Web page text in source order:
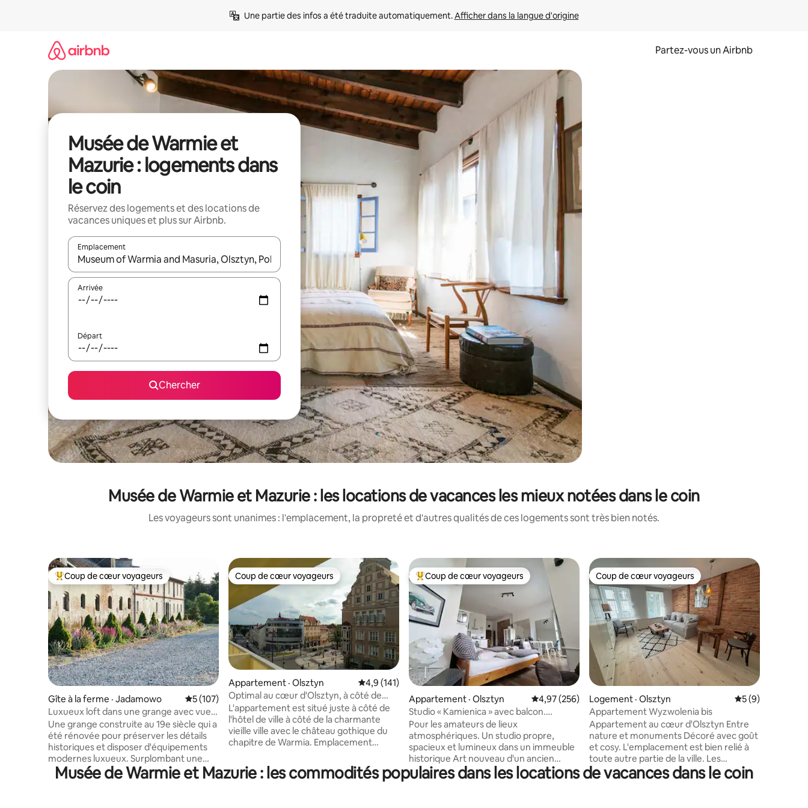
Une partie des infos a été traduite automatiquement. Afficher dans la langue d'origine
Partez-vous un Airbnb
Musée de Warmie et
Mazurie : logements dans
le coin
Réservez des logements et des locations de
vacances uniques et plus sur Airbnb.
Emplacement
Quand les résultats sont affichés, parcourez-les en utilisant les flèches vers le haut et vers le bas, ou en appuyant dessus et en les faisant glisser.
Arrivée
Départ
Chercher
Musée de Warmie et Mazurie : les locations de vacances les mieux notées dans le coin
Les voyageurs sont unanimes : l'emplacement, la propreté et d'autres qualités de ces logements sont très bien notés.
Coup de cœur voyageurs parmi les plus aimés
Coup de cœur voyageurs
Gîte à la ferme · Jadamowo Note moyenne de 5 sur 5, 107 commentaires
5 (107)
Luxueux loft dans une grange avec vue
sur le lac en Mazurie
Une grange construite au 19e siècle qui a
été rénovée pour préserver les détails
historiques et disposer d'équipements
modernes luxueux. Surplombant une
forêt, le lac Mielno, des pâturages avec
des chevaux polonais Trakehner, un
Coup de cœur voyageurs
Coup de cœur voyageurs
Appartement · Olsztyn Note moyenne de 4,9 sur 5, 141 commentaires
4,9 (141)
Optimal au cœur d'Olsztyn, à côté de
l'hôtel de ville et de la vieille ville
L'appartement est situé juste à côté de
l'hôtel de ville à côté de la charmante
vieille ville avec le château gothique du
chapitre de Warmia. Emplacement
temps et pouvez profiter de votre
séjour. Le bâtiment dispose d'un
Coup de cœur voyageurs parmi les plus aimés
Coup de cœur voyageurs
Appartement · Olsztyn Note moyenne de 4,97 sur 5, 256 commentaires
4,97 (256)
Studio « Kamienica » avec balcon.
Centre. Lit + canapé
Pour les amateurs de lieux
atmosphériques. Un studio propre,
spacieux et lumineux dans un immeuble
historique Art nouveau d'un ancien
consulat, avec de hauts plafonds et une
vue sur la place de la ville et la tour de la
Coup de cœur voyageurs
Coup de cœur voyageurs
Logement · Olsztyn Note moyenne
5 (9)
Appartement Wyzwolenia bis
Appartement au cœur d'Olsztyn Entre
nature et monuments Décoré avec goût
et cosy. L'emplacement est bien relié à
toute autre partie de la ville. Les
transports en commun s'arrêtent à
moins de 3 minutes à pied. En 5 minutes,
Musée de Warmie et Mazurie : les commodités populaires dans les locations de vacances dans le coin